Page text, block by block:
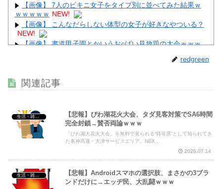
【画像】 7人のビキニ女子をタイプ別に並べてみた結果ｗ
ｗｗｗｗｗ NEW!
【画像】 こんなだらしない体型の女子が好きなやついる？
NEW!
【画像】 書道甲子園とかいうお○ぱい見放題の大会ｗｗｗ
【画像】 女優・夏菜、ロンハーで無防備パ○チラ
NEW!
帰ｗｗｗｗｗ NEW!
Powered by livedoor 相互RSS
redgreen
関連記事
生活・雑談・恋愛
【悲報】びわ湖花火大会、タダ見客対策でSA6時間
完全封鎖→賛否両論ｗｗｗ
「びわ湖大花火大会」を無料で見られる“特等席”として知られてき
た名神高速・大津サービスエリア。NEX...
2026.07.14
生活・雑談・恋愛
【悲報】Androidスマホの選択肢、まさかの3ブラ
ンドだけに→エッヂ民、大乱闘ｗｗｗ